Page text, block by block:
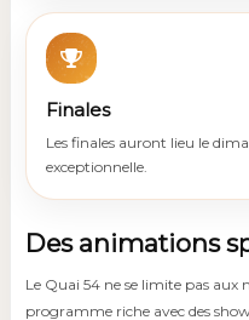
Finales
Les finales auront lieu le
exceptionnelle.
Des animations
Le Quai 54 ne se limite pas aux
programme riche avec des